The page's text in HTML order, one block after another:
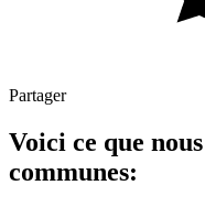
Partager
Voici ce que
communes: